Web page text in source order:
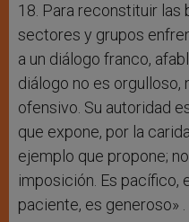
18. Para reconstituir las
sectores y grupos
a un diálogo franco,
diálogo no es orgulloso,
ofensivo. Su autoridad
que expone, por la
ejemplo que propone;
imposición. Es pacífico,
paciente, es generoso» .